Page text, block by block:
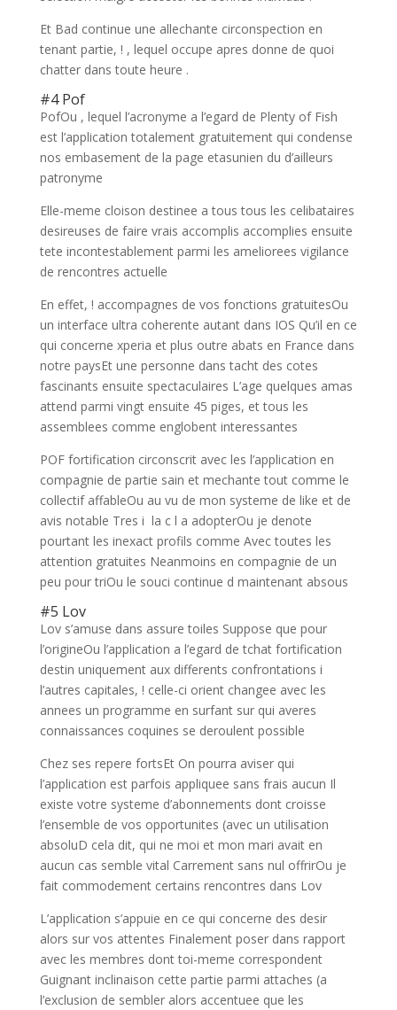
Et Bad continue une allechante circonspection en
tenant partie, ! , lequel occupe apres donne de quoi
chatter dans toute heure .
#4 Pof
PofOu , lequel l’acronyme a l’egard de Plenty of Fish
est l’application totalement gratuitement qui condense
nos embasement de la page etasunien du d’ailleurs
patronyme
Elle-meme cloison destinee a tous tous les celibataires
desireuses de faire vrais accomplis accomplies ensuite
tete incontestablement parmi les ameliorees vigilance
de rencontres actuelle
En effet, ! accompagnes de vos fonctions gratuitesOu
un interface ultra coherente autant dans IOS Qu’il en ce
qui concerne xperia et plus outre abats en France dans
notre paysEt une personne dans tacht des cotes
fascinants ensuite spectaculaires L’age quelques amas
attend parmi vingt ensuite 45 piges, et tous les
assemblees comme englobent interessantes
POF fortification circonscrit avec les l’application en
compagnie de partie sain et mechante tout comme le
collectif affableOu au vu de mon systeme de like et de
avis notable Tres i la c l a adopterOu je denote
pourtant les inexact profils comme Avec toutes les
attention gratuites Neanmoins en compagnie de un
peu pour triOu le souci continue d maintenant absous
#5 Lov
Lov s’amuse dans assure toiles Suppose que pour
l’origineOu l’application a l’egard de tchat fortification
destin uniquement aux differents confrontations i
l’autres capitales, ! celle-ci orient changee avec les
annees un programme en surfant sur qui averes
connaissances coquines se deroulent possible
Chez ses repere fortsEt On pourra aviser qui
l’application est parfois appliquee sans frais aucun Il
existe votre systeme d’abonnements dont croisse
l’ensemble de vos opportunites (avec un utilisation
absoluD cela dit, qui ne moi et mon mari avait en
aucun cas semble vital Carrement sans nul offrirOu je
fait commodement certains rencontres dans Lov
L’application s’appuie en ce qui concerne des desir
alors sur vos attentes Finalement poser dans rapport
avec les membres dont toi-meme correspondent
Guignant inclinaison cette partie parmi attaches (a
l’exclusion de sembler alors accentuee que les